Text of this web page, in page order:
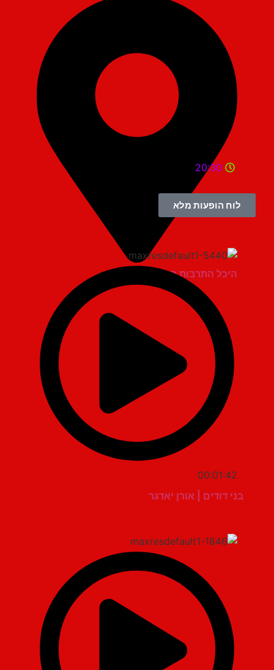
היכל התרבות ראשון לציון
20:30
לוח הופעות מלא
00:01:42
בני דודים | אורן יאדגר